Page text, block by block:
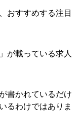
おすすめする注目
が載っている求人
書かれているだけ
るわけではありま